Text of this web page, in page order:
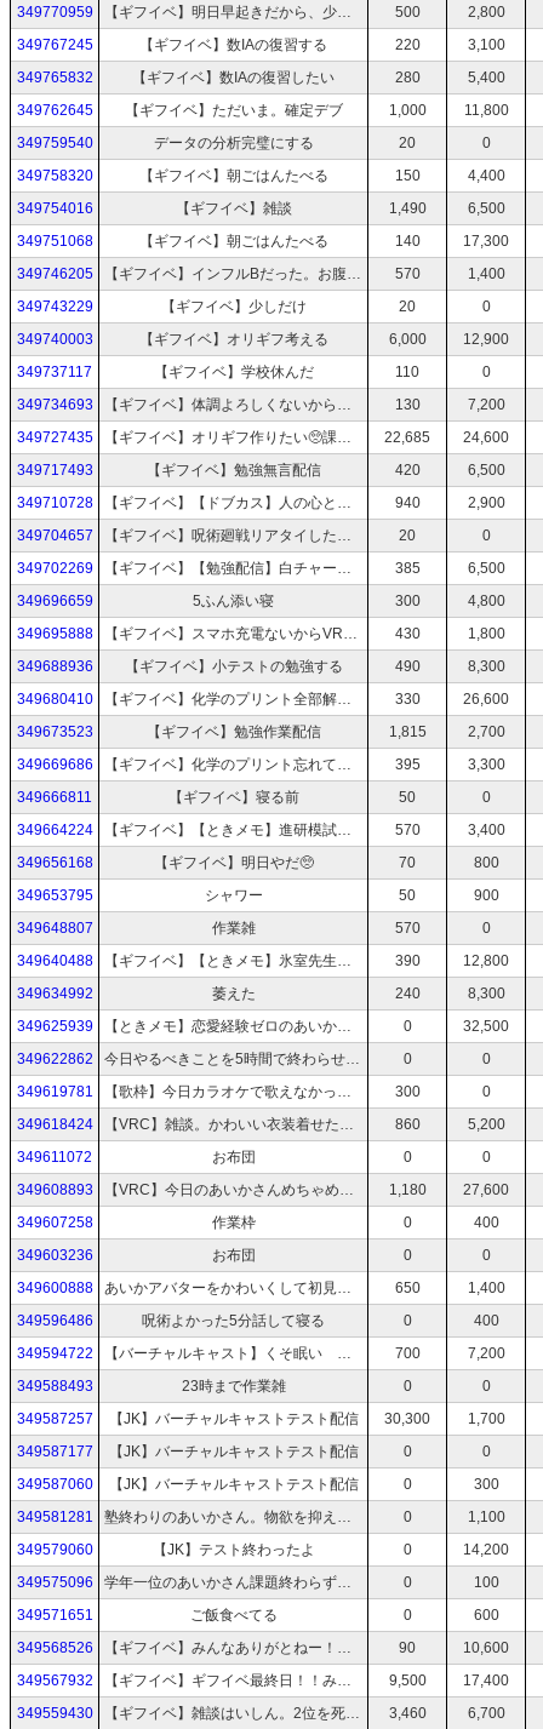
349770959
【ギフイベ】明日早起きだから、少しだけ確率の問題やって寝る 500
2,800
349767245
【ギフイベ】数IAの復習する 220
3,100
349765832
【ギフイベ】数IAの復習したい 280
5,400
349762645
【ギフイベ】ただいま。確定デブ 1,000
11,800
349759540
データの分析完璧にする 20
0
349758320
【ギフイベ】朝ごはんたべる 150
4,400
349754016
【ギフイベ】雑談 1,490
6,500
349751068
【ギフイベ】朝ごはんたべる 140
17,300
349746205
【ギフイベ】インフルBだった。お腹空くまでニコゲーしようかな 570
1,400
349743229
【ギフイベ】少しだけ 20
0
349740003
【ギフイベ】オリギフ考える 6,000
12,900
349737117
【ギフイベ】学校休んだ 110
0
349734693
【ギフイベ】体調よろしくないから少し作業してねる 130
7,200
349727435
【ギフイベ】オリギフ作りたい🥺課題終わらせるだけの配信 22,685
24,600
349717493
【ギフイベ】勉強無言配信 420
6,500
349710728
【ギフイベ】【ドブカス】人の心とかないんか配信（雑談） 940
2,900
349704657
【ギフイベ】呪術廻戦リアタイした人いる？ 20
0
349702269
【ギフイベ】【勉強配信】白チャートのベクトルで詰んでる私を助けて 385
6,500
349696659
5ふん添い寝 300
4,800
349695888
【ギフイベ】スマホ充電ないからVRで雑談。ねむいからすこしだけ。 430
1,800
349688936
【ギフイベ】小テストの勉強する 490
8,300
349680410
【ギフイベ】化学のプリント全部解けるようになるまで 330
26,600
349673523
【ギフイベ】勉強作業配信 1,815
2,700
349669686
【ギフイベ】化学のプリント忘れて萎えたから別の勉強する 395
3,300
349666811
【ギフイベ】寝る前 50
0
349664224
【ギフイベ】【ときメモ】進研模試ひどかったからとりあえず恋愛して落ち着く 570
3,400
349656168
【ギフイベ】明日やだ🥺 70
800
349653795
シャワー 50
900
349648807
作業雑 570
0
349640488
【ギフイベ】【ときメモ】氷室先生と結婚したい。 390
12,800
349634992
萎えた 240
8,300
349625939
【ときメモ】恋愛経験ゼロのあいかさんが恋をする。 0
32,500
349622862
今日やるべきことを5時間で終わらせたい 0
0
349619781
【歌枠】今日カラオケで歌えなかった曲歌う 300
0
349618424
【VRC】雑談。かわいい衣装着せたからみんな来て 860
5,200
349611072
お布団 0
0
349608893
【VRC】今日のあいかさんめちゃめちゃかわいいから来て！！ 1,180
27,600
349607258
作業枠 0
400
349603236
お布団 0
0
349600888
あいかアバターをかわいくして初見をだましたい 650
1,400
349596486
呪術よかった5分話して寝る 0
400
349594722
【バーチャルキャスト】くそ眠い 起きたい 700
7,200
349588493
23時まで作業雑 0
0
349587257
【JK】バーチャルキャストテスト配信 30,300
1,700
349587177
【JK】バーチャルキャストテスト配信 0
0
349587060
【JK】バーチャルキャストテスト配信 0
300
349581281
塾終わりのあいかさん。物欲を抑えてとりあえずシャワー 0
1,100
349579060
【JK】テスト終わったよ 0
14,200
349575096
学年一位のあいかさん課題終わらず諦めて風呂 0
100
349571651
ご飯食べてる 0
600
349568526
【ギフイベ】みんなありがとねー！！！！！あいかさん2位！！！ 90
10,600
349567932
【ギフイベ】ギフイベ最終日！！みんな集まれー！！ 9,500
17,400
349559430
【ギフイベ】雑談はいしん。2位を死守したい。 3,460 6,700